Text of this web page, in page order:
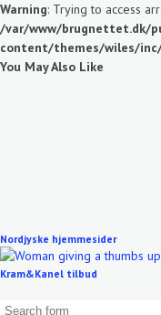
Warning: Trying to access
/var/www/brugnettet.dk/
content/themes/wiles/
You May Also Like
Nordjyske hjemmesider
Kram&Kanel tilbud